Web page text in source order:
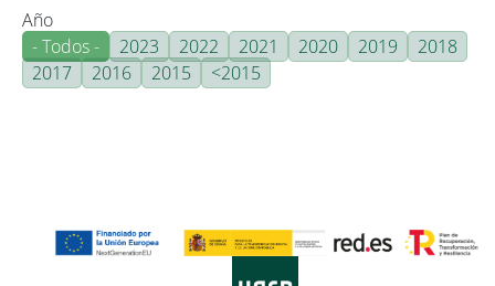
Año
- Todos -
2023 2022 2021 2020 2019
2018
2017
2016 2015 <2015